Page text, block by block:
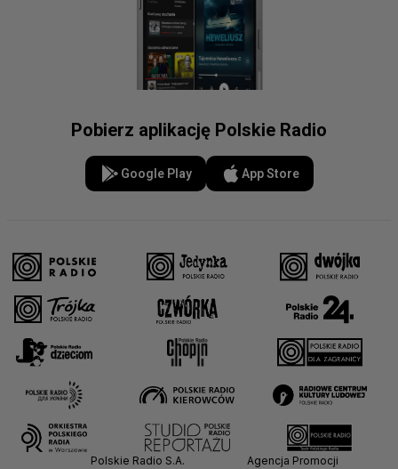
Pobierz aplikację Polskie Radio
Google Play App Store
Polskie Radio S.A.
Agencja Promocji